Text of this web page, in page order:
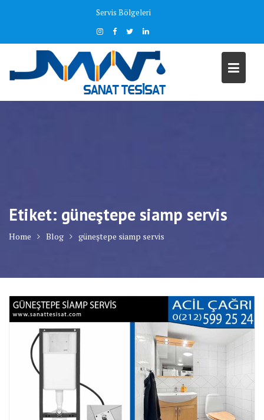
Servis Bölgeleri
Etiket: güneştepe siamp servis
Home Blog güneştepe siamp servis